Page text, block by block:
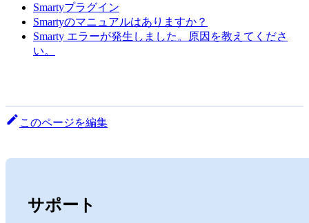
Smartyプラグイン
Smartyのマニュアルはありますか？
Smarty エラーが発生しました。原因を教えてくださ
い。
このページを編集
サポート